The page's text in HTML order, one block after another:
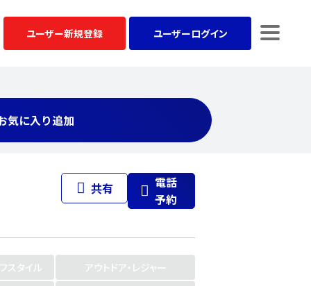
ユーザー新規登録 ユーザーログイン
気に入り追加
共有
電話
予約
スタイル
アウトドア・レジャー